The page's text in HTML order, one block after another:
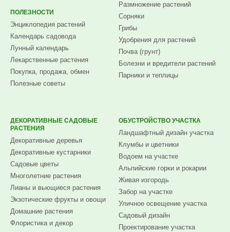
ПОЛЕЗНОСТИ
Энциклопедия растений
Календарь садовода
Лунный календарь
Лекарственные растения
Покупка, продажа, обмен
Полезные советы
Размножение растений
Сорняки
Грибы
Удобрения для растений
Почва (грунт)
Болезни и вредители растений
Парники и теплицы
ДЕКОРАТИВНЫЕ САДОВЫЕ
РАСТЕНИЯ
Декоративные деревья
Декоративные кустарники
Садовые цветы
Многолетние растения
Лианы и вьющиеся растения
Экзотические фрукты и овощи
Домашние растения
Флористика и декор
ОБУСТРОЙСТВО УЧАСТКА
Ландшафтный дизайн участка
Клумбы и цветники
Водоем на участке
Альпийские горки и рокарии
Живая изгородь
Забор на участке
Уличное освещение участка
Садовый дизайн
Проектирование участка